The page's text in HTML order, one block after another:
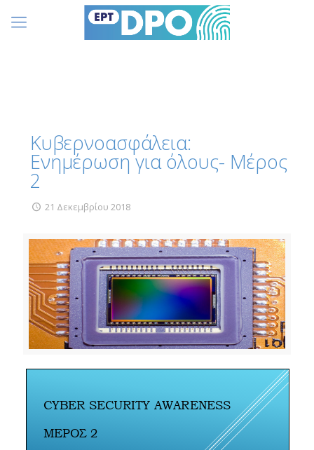
Κυβερνοασφάλεια:
Eνημέρωση για όλους- Μέρος
2
21 Δεκεμβρίου 2018